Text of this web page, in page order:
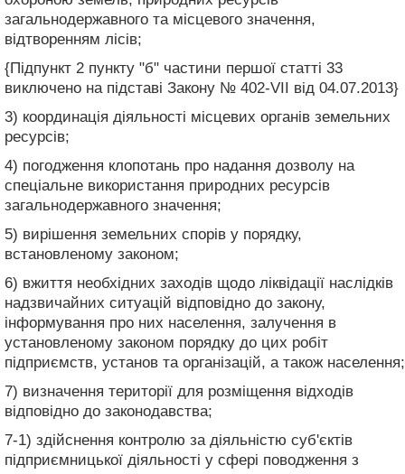
загальнодержавного та місцевого значення,
відтворенням лісів;
{Підпункт 2 пункту "б" частини першої статті 33
виключено на підставі Закону № 402-VII від 04.07.2013}
3) координація діяльності місцевих органів земельних
ресурсів;
4) погодження клопотань про надання дозволу на
спеціальне використання природних ресурсів
загальнодержавного значення;
5) вирішення земельних спорів у порядку,
встановленому законом;
6) вжиття необхідних заходів щодо ліквідації наслідків
надзвичайних ситуацій відповідно до закону,
інформування про них населення, залучення в
установленому законом порядку до цих робіт
підприємств, установ та організацій, а також населення;
7) визначення території для розміщення відходів
відповідно до законодавства;
7-1) здійснення контролю за діяльністю суб'єктів
підприємницької діяльності у сфері поводження з